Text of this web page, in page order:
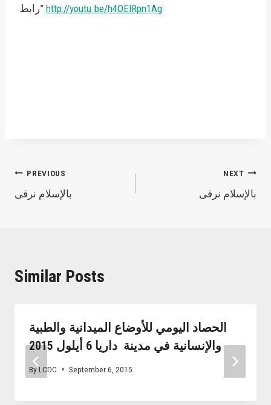
رابط” http://youtu.be/h4OElRpn1Ag
Post
navigation
PREVIOUS
بالإسلام نرقى
NEXT
بالإسلام نرقى
Similar Posts
‏الحصاد اليومي‬ للأوضاع الميدانية والطبية
والإنسانية في مدينة ‫ ‏داريا‬ 6 أيلول 2015
ByLCDC September 6, 2015